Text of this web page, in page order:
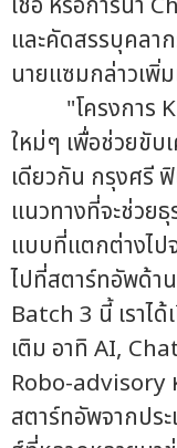
และคัดสรรบุคลา
นายแซมกล่าวเพิ่
"โครงการ
ใหม่ๆ เพื่อช่วยขั
เดียวกัน กรุงศรี
แนวทางที่จะช่วย
แบบที่แตกต่างไป
ไปที่สตาร์ทอัพด้า
Batch 3 นี้ เราไ
เติม อาทิ AI,
Robo-advisory
สตาร์ทอัพจากปร